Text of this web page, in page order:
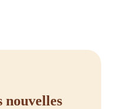
nouvelles